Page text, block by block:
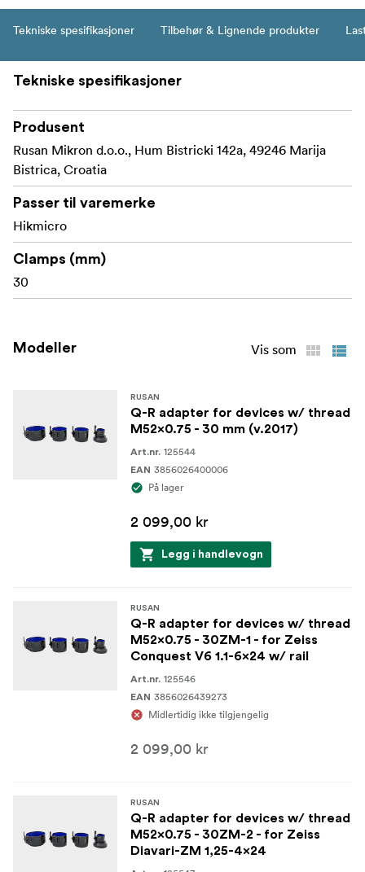
Tekniske spesifikasjoner Tilbehør & Lignende produkter
Tekniske spesifikasjoner
Produsent
Rusan Mikron d.o.o., Hum Bistricki 142a, 49246 Marija
Bistrica, Croatia
Passer til varemerke
Hikmicro
Clamps (mm)
30
Modeller Vis som
RUSAN
Q-R adapter for devices w/ thread
M52x0.75 - 30 mm (v.2017)
Art.nr. 125544
EAN 3856026400006
På lager
2 099,00 kr
Legg i handlevogn
RUSAN
Q-R adapter for devices w/ thread
M52x0.75 - 30ZM-1 - for Zeiss
Conquest V6 1.1-6x24 w/ rail
Art.nr. 125546
EAN 3856026439273
Midlertidig ikke tilgjengelig
2 099,00 kr
RUSAN
Q-R adapter for devices w/ thread
M52x0.75 - 30ZM-2 - for Zeiss
Diavari-ZM 1,25-4x24